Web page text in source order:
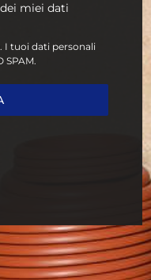
miei dati
I tuoi dati personali
SPAM.